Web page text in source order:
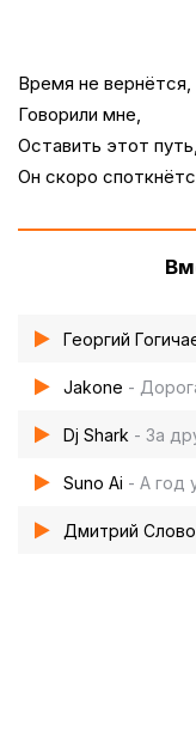
Время не вернётся,
Говорили мне,
Оставить этот путь,
Он скоро
Георгий
Jakone -
Dj Shark - За
Suno Ai - А год
Дмитрий Слово